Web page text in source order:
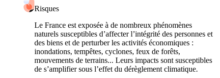
Risques
Le France est exposée à de nombreux phénomènes
naturels susceptibles d’affecter l’intégrité des personnes et
des biens et de perturber les activités économiques :
inondations, tempêtes, cyclones, feux de forêts,
mouvements de terrains... Leurs impacts sont susceptibles
de s’amplifier sous l’effet du dérèglement climatique.